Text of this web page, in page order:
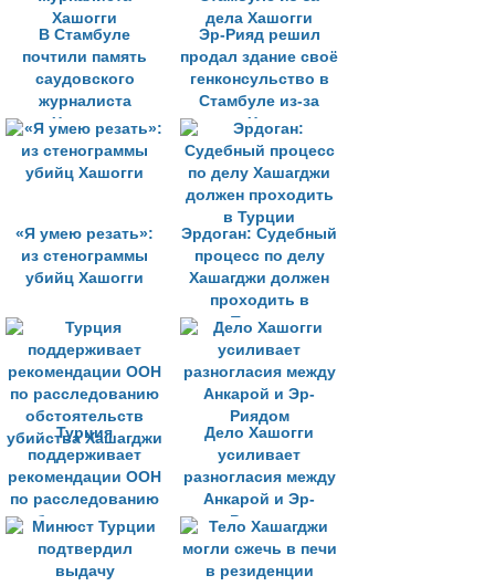
В Стамбуле
почтили память
саудовского
журналиста
Хашогги
Эр-Рияд решил
продал здание своё
генконсульство в
Стамбуле из-за
дела Хашогги
«Я умею резать»:
из стенограммы
убийц Хашогги
Эрдоган: Судебный
процесс по делу
Хашагджи должен
проходить в
Турции
Турция
поддерживает
рекомендации ООН
по расследованию
обстоятельств
убийства Хашагджи
Дело Хашогги
усиливает
разногласия между
Анкарой и Эр-
Риядом